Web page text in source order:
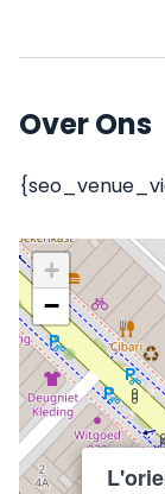
Over Ons
+
−